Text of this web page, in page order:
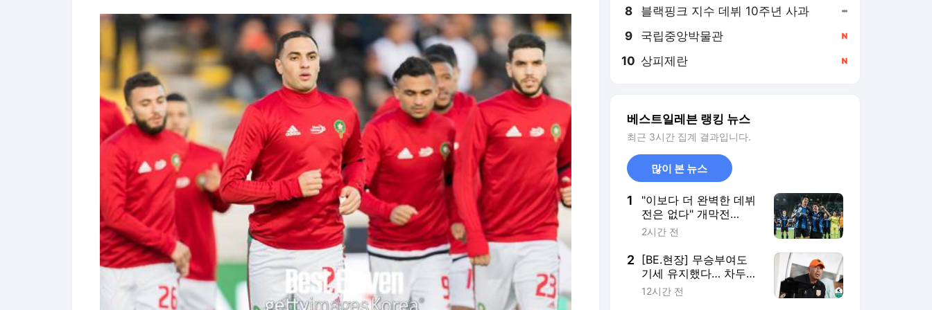
8 블랙핑크 지수 데뷔 10주년 사과
9 국립중앙박물관
10 상피제란
베스트일레븐 랭킹 뉴스
최근 3시간 집계 결과입니다.
많이 본 뉴스
1
"이보다 더 완벽한 데뷔
전은 없다" 개막전
MOM 이한범, 브뤼헤 감
찬에도 겸손한 LEE, "더
발전하고 싶다"
2시간 전
2
[BE.현장] 무승부여도
기세 유지했다… 차두리
감독, "부산 아이파크 원
12시간 전